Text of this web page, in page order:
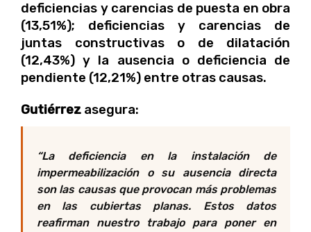
deficiencias y carencias de puesta en obra
(13,51%); deficiencias y carencias de
juntas constructivas o de dilatación
(12,43%) y la ausencia o deficiencia de
pendiente (12,21%) entre otras causas.
Gutiérrez asegura:
“La deficiencia en la instalación de
impermeabilización o su ausencia directa
son las causas que provocan más problemas
en las cubiertas planas. Estos datos
reafirman nuestro trabajo para poner en